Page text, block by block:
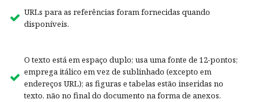
URLs para as referências foram fornecidas quando
disponíveis.
O texto está em espaço duplo; usa uma fonte de 12-pontos;
emprega itálico em vez de sublinhado (excepto em
endereços URL); as figuras e tabelas estão inseridas no
texto, não no final do documento na forma de anexos.